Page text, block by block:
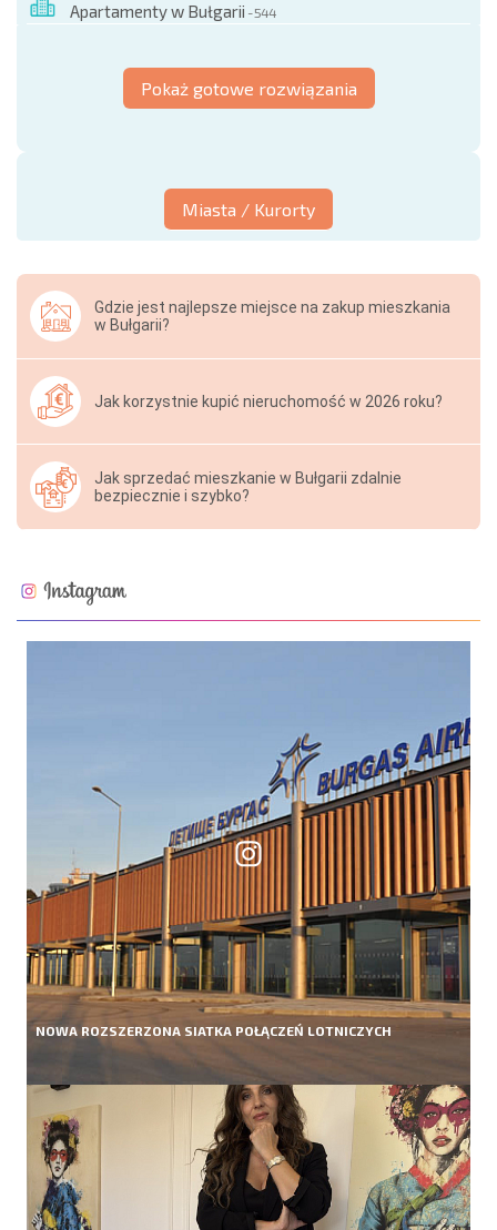
Apartamenty w Bułgarii - 544
Pokaż gotowe rozwiązania
Miasta / Kurorty
Gdzie jest najlepsze miejsce na zakup mieszkania
w Bułgarii?
Jak korzystnie kupić nieruchomość w 2026 roku?
Jak sprzedać mieszkanie w Bułgarii zdalnie
bezpiecznie i szybko?
NOWA ROZSZERZONA SIATKA POŁĄCZEŃ LOTNICZYCH